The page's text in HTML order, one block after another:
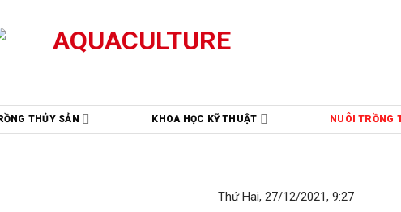
THỦY SẢN KHOA HỌC KỸ THUẬT NUÔI TRỒNG
Thứ Hai, 27/12/2021, 9:27